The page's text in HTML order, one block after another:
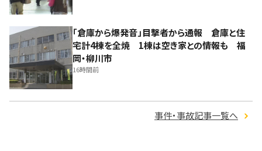
「倉庫から爆発音」目撃者から通報 倉庫と住
宅計4棟を全焼 1棟は空き家との情報も 福
岡・柳川市
16時間前
事件・事故記事一覧へ